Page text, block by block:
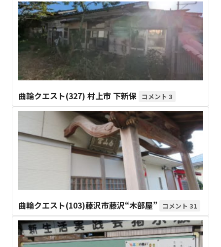
曲輪クエスト(327) 村上市 下新保 3
曲輪クエスト(103)藤沢市藤沢“木部屋” 31